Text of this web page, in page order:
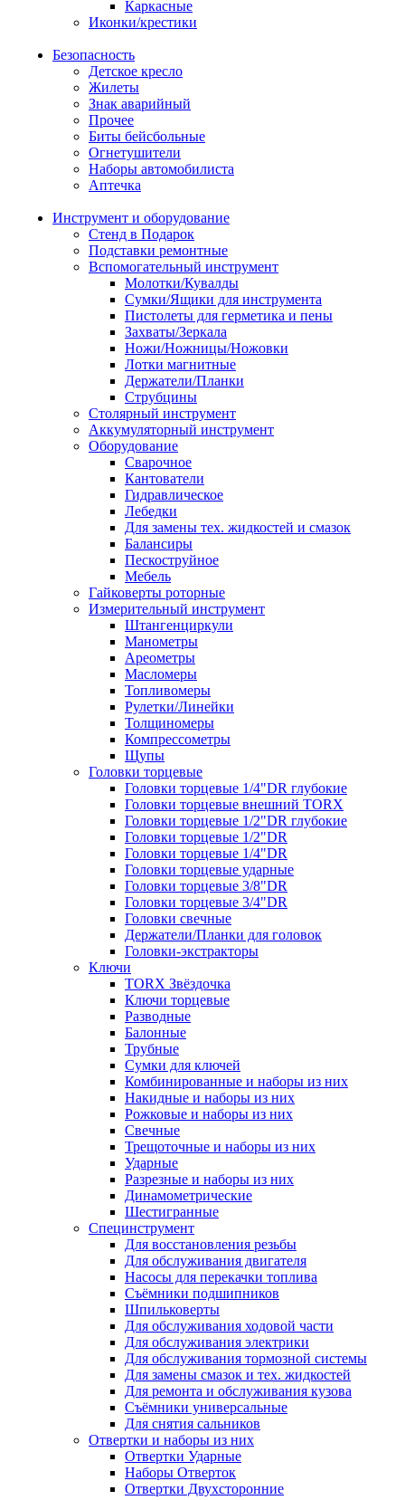
Каркасные
Иконки/крестики
Безопасность
Детское кресло
Жилеты
Знак аварийный
Прочее
Биты бейсбольные
Огнетушители
Наборы автомобилиста
Аптечка
Инструмент и оборудование
Стенд в Подарок
Подставки ремонтные
Вспомогательный инструмент
Молотки/Кувалды
Сумки/Ящики для инструмента
Пистолеты для герметика и пены
Захваты/Зеркала
Ножи/Ножницы/Ножовки
Лотки магнитные
Держатели/Планки
Струбцины
Столярный инструмент
Аккумуляторный инструмент
Оборудование
Сварочное
Кантователи
Гидравлическое
Лебедки
Для замены тех. жидкостей и смазок
Балансиры
Пескоструйное
Мебель
Гайковерты роторные
Измерительный инструмент
Штангенциркули
Манометры
Ареометры
Масломеры
Топливомеры
Рулетки/Линейки
Толщиномеры
Компрессометры
Щупы
Головки торцевые
Головки торцевые 1/4"DR глубокие
Головки торцевые внешний TORX
Головки торцевые 1/2"DR глубокие
Головки торцевые 1/2"DR
Головки торцевые 1/4"DR
Головки торцевые ударные
Головки торцевые 3/8"DR
Головки торцевые 3/4"DR
Головки свечные
Держатели/Планки для головок
Головки-экстракторы
Ключи
TORX Звёздочка
Ключи торцевые
Разводные
Балонные
Трубные
Сумки для ключей
Комбинированные и наборы из них
Накидные и наборы из них
Рожковые и наборы из них
Свечные
Трещоточные и наборы из них
Ударные
Разрезные и наборы из них
Динамометрические
Шестигранные
Специнструмент
Для восстановления резьбы
Для обслуживания двигателя
Насосы для перекачки топлива
Съёмники подшипников
Шпильковерты
Для обслуживания ходовой части
Для обслуживания электрики
Для обслуживания тормозной системы
Для замены смазок и тех. жидкостей
Для ремонта и обслуживания кузова
Съёмники универсальные
Для снятия сальников
Отвертки и наборы из них
Отвертки Ударные
Наборы Отверток
Отвертки Двухсторонние